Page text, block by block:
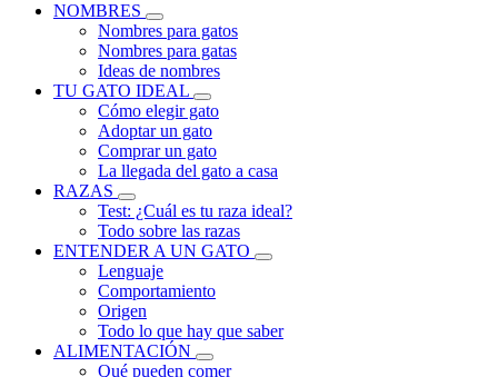
NOMBRES
Nombres para gatos
Nombres para gatas
Ideas de nombres
TU GATO IDEAL
Cómo elegir gato
Adoptar un gato
Comprar un gato
La llegada del gato a casa
RAZAS
Test: ¿Cuál es tu raza ideal?
Todo sobre las razas
ENTENDER A UN GATO
Lenguaje
Comportamiento
Origen
Todo lo que hay que saber
ALIMENTACIÓN
Qué pueden comer